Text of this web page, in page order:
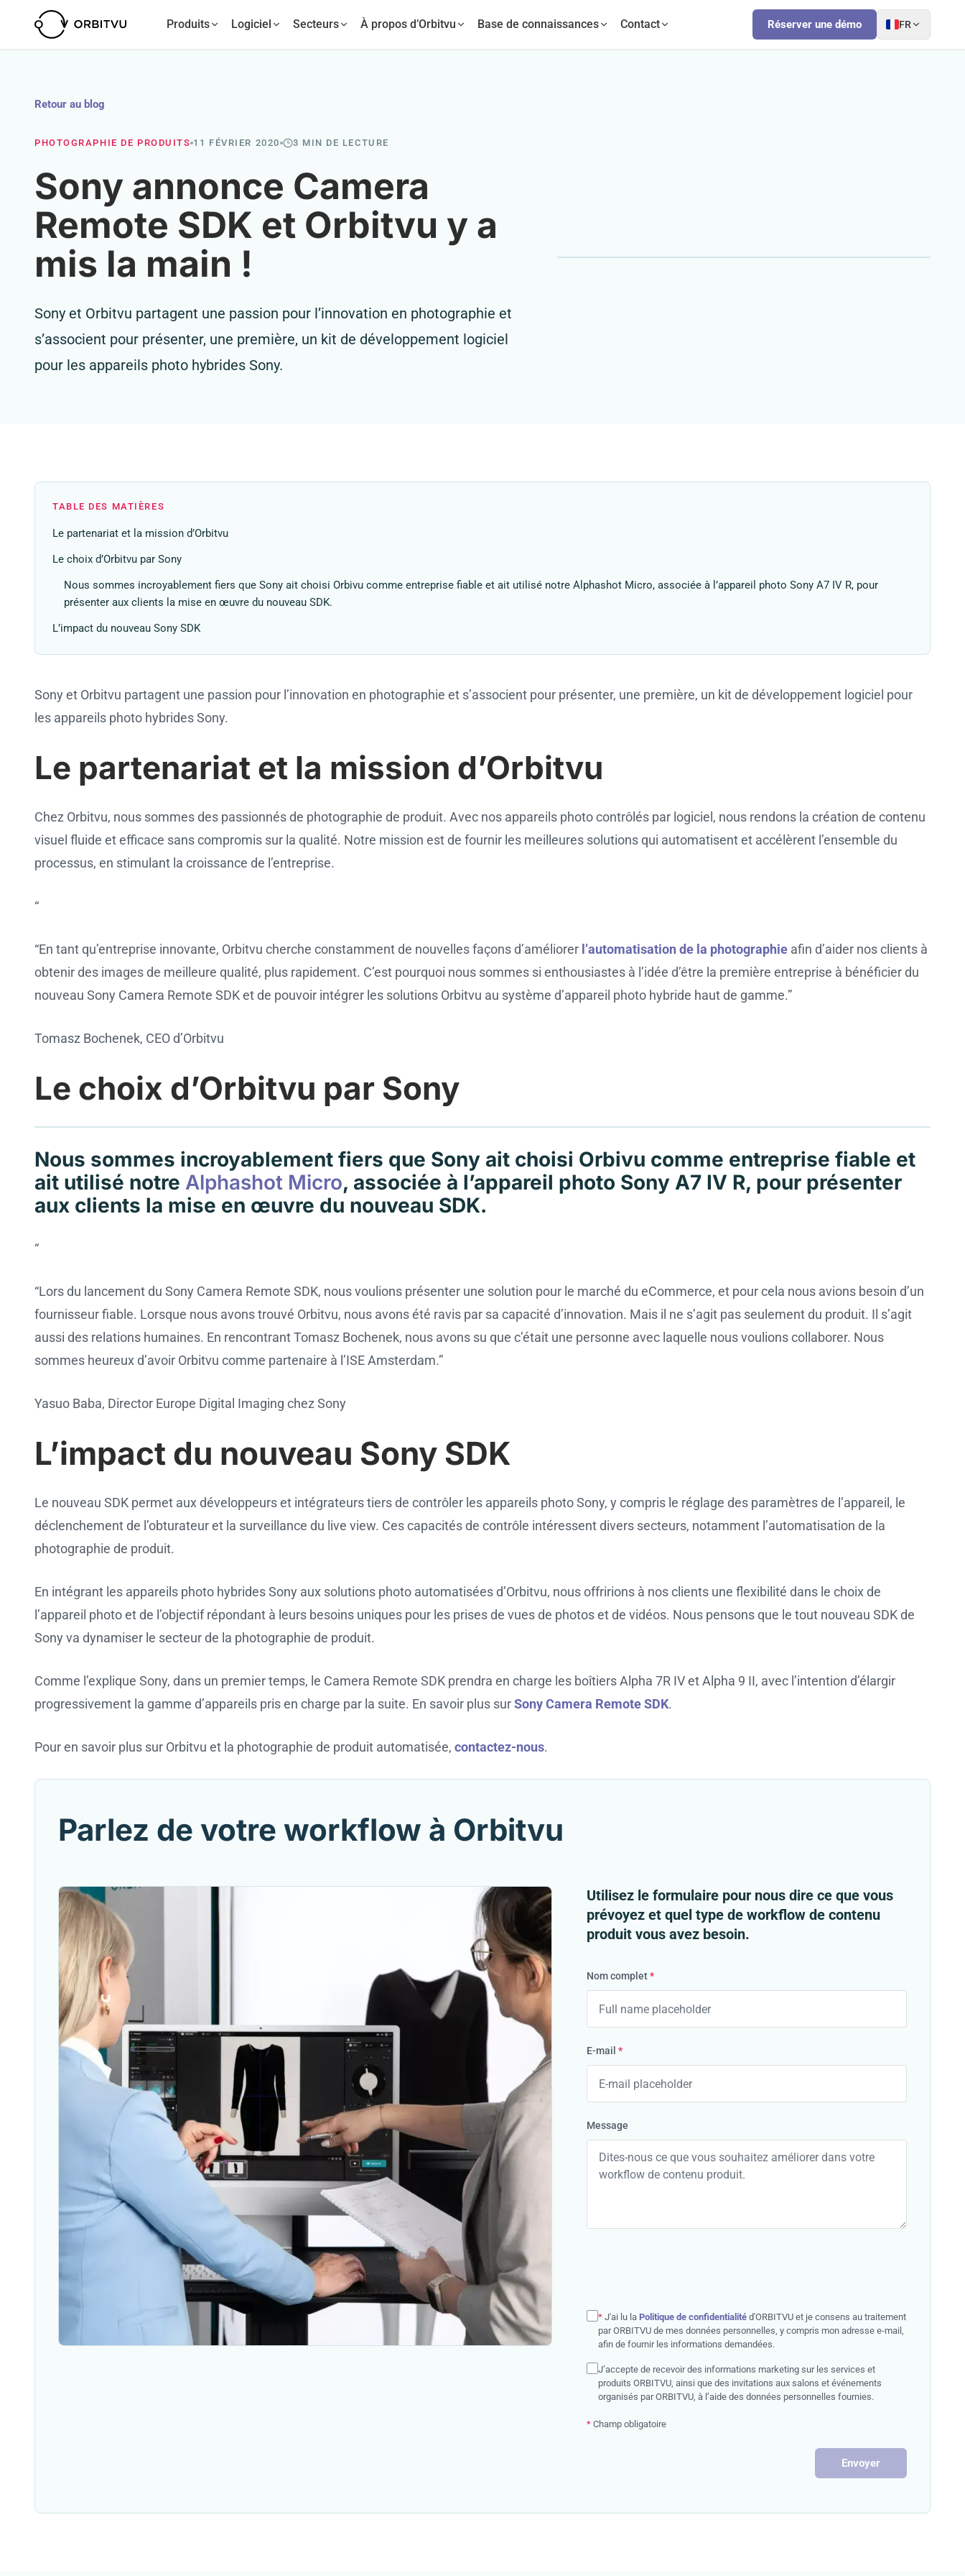
Produits Logiciel Secteurs À propos d’Orbitvu Base de connaissances Contact Réserver une démo FR
Retour au blog
PHOTOGRAPHIE DE PRODUITS 11 FÉVRIER 2020 3 MIN DE LECTURE
Sony annonce Camera
Remote SDK et Orbitvu y a
mis la main !
Sony et Orbitvu partagent une passion pour l’innovation en photographie et
s’associent pour présenter, une première, un kit de développement logiciel
pour les appareils photo hybrides Sony.
TABLE DES MATIÈRES
Le partenariat et la mission d’Orbitvu
Le choix d’Orbitvu par Sony
Nous sommes incroyablement fiers que Sony ait choisi Orbivu comme entreprise fiable et ait utilisé notre Alphashot Micro, associée à l’appareil photo Sony A7 IV R, pour
présenter aux clients la mise en œuvre du nouveau SDK.
L’impact du nouveau Sony SDK
Sony et Orbitvu partagent une passion pour l’innovation en photographie et s’associent pour présenter, une première, un kit de développement logiciel pour
les appareils photo hybrides Sony.
Le partenariat et la mission d’Orbitvu
Chez Orbitvu, nous sommes des passionnés de photographie de produit. Avec nos appareils photo contrôlés par logiciel, nous rendons la création de contenu
visuel fluide et efficace sans compromis sur la qualité. Notre mission est de fournir les meilleures solutions qui automatisent et accélèrent l’ensemble du
processus, en stimulant la croissance de l’entreprise.
“
“En tant qu’entreprise innovante, Orbitvu cherche constamment de nouvelles façons d’améliorer l’automatisation de la photographie afin d’aider nos clients à
obtenir des images de meilleure qualité, plus rapidement. C’est pourquoi nous sommes si enthousiastes à l’idée d’être la première entreprise à bénéficier du
nouveau Sony Camera Remote SDK et de pouvoir intégrer les solutions Orbitvu au système d’appareil photo hybride haut de gamme.”
Tomasz Bochenek, CEO d’Orbitvu
Le choix d’Orbitvu par Sony
Cookie settings
Nous sommes incroyablement fiers que Sony ait choisi Orbivu comme entreprise fiable et
ait utilisé notre Alphashot Micro, associée à l’appareil photo Sony A7 IV R, pour présenter
aux clients la mise en œuvre du nouveau SDK.
“
“Lors du lancement du Sony Camera Remote SDK, nous voulions présenter une solution pour le marché du eCommerce, et pour cela nous avions besoin d’un
fournisseur fiable. Lorsque nous avons trouvé Orbitvu, nous avons été ravis par sa capacité d’innovation. Mais il ne s’agit pas seulement du produit. Il s’agit
aussi des relations humaines. En rencontrant Tomasz Bochenek, nous avons su que c’était une personne avec laquelle nous voulions collaborer. Nous
sommes heureux d’avoir Orbitvu comme partenaire à l’ISE Amsterdam.”
Yasuo Baba, Director Europe Digital Imaging chez Sony
L’impact du nouveau Sony SDK
Le nouveau SDK permet aux développeurs et intégrateurs tiers de contrôler les appareils photo Sony, y compris le réglage des paramètres de l’appareil, le
déclenchement de l’obturateur et la surveillance du live view. Ces capacités de contrôle intéressent divers secteurs, notamment l’automatisation de la
photographie de produit.
En intégrant les appareils photo hybrides Sony aux solutions photo automatisées d’Orbitvu, nous offririons à nos clients une flexibilité dans le choix de
l’appareil photo et de l’objectif répondant à leurs besoins uniques pour les prises de vues de photos et de vidéos. Nous pensons que le tout nouveau SDK de
Sony va dynamiser le secteur de la photographie de produit.
Comme l’explique Sony, dans un premier temps, le Camera Remote SDK prendra en charge les boîtiers Alpha 7R IV et Alpha 9 II, avec l’intention d’élargir
progressivement la gamme d’appareils pris en charge par la suite. En savoir plus surSony Camera Remote SDK.
Pour en savoir plus sur Orbitvu et la photographie de produit automatisée, contactez-nous.
Parlez de votre workflow à Orbitvu
Utilisez le formulaire pour nous dire ce que vous
prévoyez et quel type de workflow de contenu
produit vous avez besoin.
Nom complet*
E-mail *
Message
* J'ai lu la Politique de confidentialité d'ORBITVU et je consens au traitement
par ORBITVU de mes données personnelles, y compris mon adresse e-mail,
afin de fournir les informations demandées.
J’accepte de recevoir des informations marketing sur les services et
produits ORBITVU, ainsi que des invitations aux salons et événements
organisés par ORBITVU, à l’aide des données personnelles fournies.
* Champ obligatoire
Envoyer